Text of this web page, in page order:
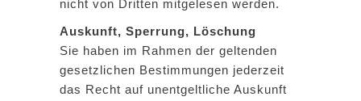
nicht von Dritten mitgelesen werden.
Auskunft, Sperrung, Löschung
Sie haben im Rahmen der geltenden
gesetzlichen Bestimmungen jederzeit
das Recht auf unentgeltliche Auskunft